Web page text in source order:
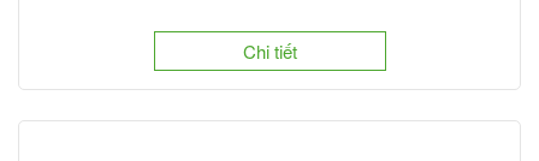
Chi tiết